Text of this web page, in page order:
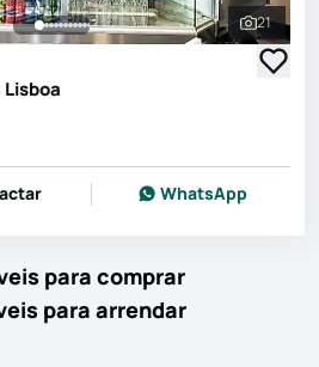
Ver
21
WhatsApp
para comprar
para arrendar